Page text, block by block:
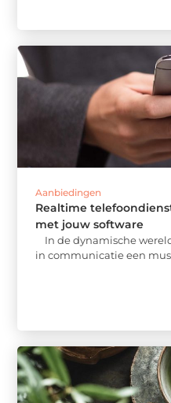
Aanbiedingen
Realtime
met jouw software
In de dynamische
in communicatie een